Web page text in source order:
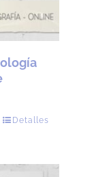
Detalles